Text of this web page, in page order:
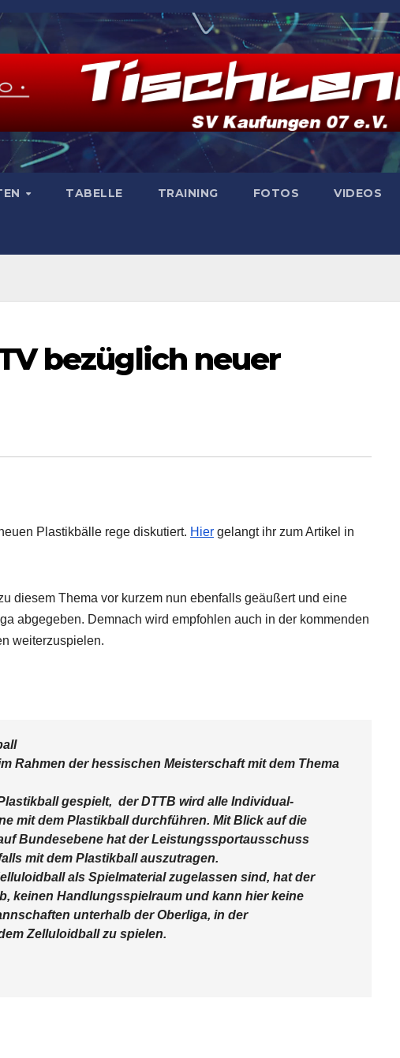
TABELLE TRAINING FOTOS VIDEOS
bezüglich neuer
Plastikbälle rege diskutiert. Hier gelangt ihr zum Artikel in
diesem Thema vor kurzem nun ebenfalls geäußert und eine
abgegeben. Demnach wird empfohlen auch in der kommenden
weiterzuspielen.
Rahmen der hessischen Meisterschaft mit dem Thema
gespielt, der DTTB wird alle Individual-
mit dem Plastikball durchführen. Mit Blick auf die
Bundesebene hat der Leistungssportausschuss
mit dem Plastikball auszutragen.
als Spielmaterial zugelassen sind, hat der
keinen Handlungsspielraum und kann hier keine
unterhalb der Oberliga, in der
Zelluloidball zu spielen.